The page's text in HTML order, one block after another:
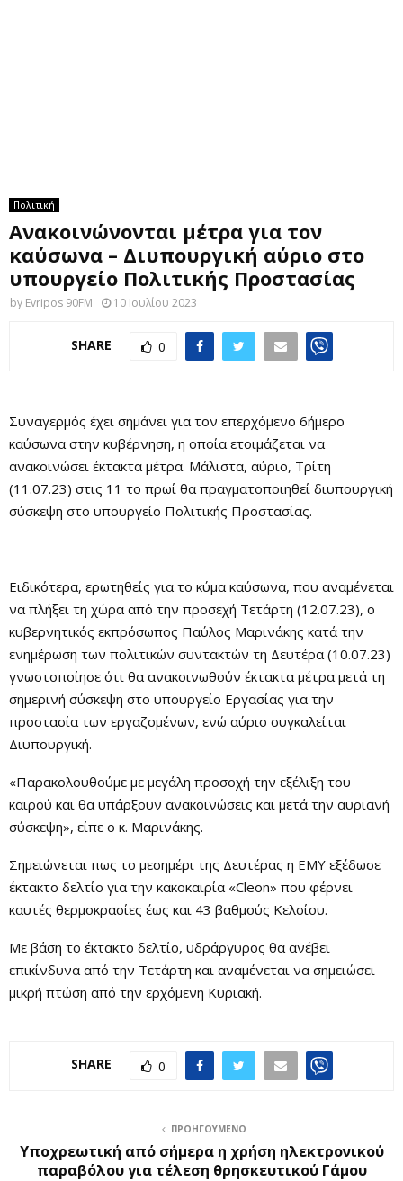
Πολιτική
Ανακοινώνονται μέτρα για τον
καύσωνα – Διυπουργική αύριο στο
υπουργείο Πολιτικής Προστασίας
by Evripos 90FM 10 Ιουλίου 2023
SHARE 0
Συναγερμός έχει σημάνει για τον επερχόμενο 6ήμερο
καύσωνα στην κυβέρνηση, η οποία ετοιμάζεται να
ανακοινώσει έκτακτα μέτρα. Μάλιστα, αύριο, Τρίτη
(11.07.23) στις 11 το πρωί θα πραγματοποιηθεί διυπουργική
σύσκεψη στο υπουργείο Πολιτικής Προστασίας.
Ειδικότερα, ερωτηθείς για το κύμα καύσωνα, που αναμένεται
να πλήξει τη χώρα από την προσεχή Τετάρτη (12.07.23), ο
κυβερνητικός εκπρόσωπος Παύλος Μαρινάκης κατά την
ενημέρωση των πολιτικών συντακτών τη Δευτέρα (10.07.23)
γνωστοποίησε ότι θα ανακοινωθούν έκτακτα μέτρα μετά τη
σημερινή σύσκεψη στο υπουργείο Εργασίας για την
προστασία των εργαζομένων, ενώ αύριο συγκαλείται
Διυπουργική.
«Παρακολουθούμε με μεγάλη προσοχή την εξέλιξη του
καιρού και θα υπάρξουν ανακοινώσεις και μετά την αυριανή
σύσκεψη», είπε ο κ. Μαρινάκης.
Σημειώνεται πως το μεσημέρι της Δευτέρας η ΕΜΥ εξέδωσε
έκτακτο δελτίο για την κακοκαιρία «Cleon» που φέρνει
καυτές θερμοκρασίες έως και 43 βαθμούς Κελσίου.
Με βάση το έκτακτο δελτίο, υδράργυρος θα ανέβει
επικίνδυνα από την Τετάρτη και αναμένεται να σημειώσει
μικρή πτώση από την ερχόμενη Κυριακή.
SHARE 0
ΠΡΟΗΓΟΎΜΕΝΟ
Υποχρεωτική από σήμερα η χρήση ηλεκτρονικού
παραβόλου για τέλεση θρησκευτικού Γάμου